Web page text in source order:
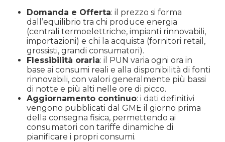
Domanda e Offerta: il prezzo si forma
dall’equilibrio tra chi produce energia
(centrali termoelettriche, impianti rinnovabili,
importazioni) e chi la acquista (fornitori retail,
grossisti, grandi consumatori).
Flessibilità oraria: il PUN varia ogni ora in
base ai consumi reali e alla disponibilità di fonti
rinnovabili, con valori generalmente più bassi
di notte e più alti nelle ore di picco.
Aggiornamento continuo: i dati definitivi
vengono pubblicati dal GME il giorno prima
della consegna fisica, permettendo ai
consumatori con tariffe dinamiche di
pianificare i propri consumi.